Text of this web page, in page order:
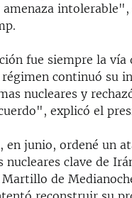
intolerable",
fue siempre la vía
continuó su
nucleares y
explicó el
en junio, ordené un
nucleares clave de
de